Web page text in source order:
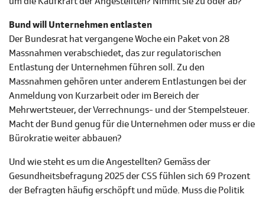
Bund will Unternehmen entlasten
Der Bundesrat hat vergangene Woche ein Paket von 28
Massnahmen verabschiedet, das zur regulatorischen
Entlastung der Unternehmen führen soll. Zu den
Massnahmen gehören unter anderem Entlastungen bei der
Anmeldung von Kurzarbeit oder im Bereich der
Mehrwertsteuer, der Verrechnungs- und der Stempelsteuer.
Macht der Bund genug für die Unternehmen oder muss er die
Bürokratie weiter abbauen?
Und wie steht es um die Angestellten? Gemäss der
Gesundheitsbefragung 2025 der CSS fühlen sich 69 Prozent
der Befragten häufig erschöpft und müde. Muss die Politik